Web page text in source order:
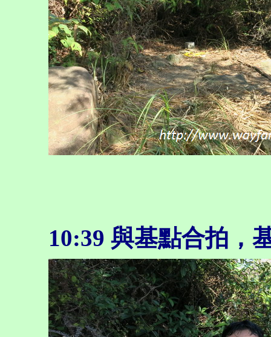
10:39 與基點合拍，